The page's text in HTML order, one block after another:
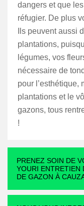
dangers et que
réfugier. De plus
Ils peuvent aussi
plantations,
légumes, vos
nécessaire de
pour l’esthétique,
plantations et le
gazons, tous
!
PRENEZ SOIN DE
YOURI ENTRETIEN
DE GAZON À